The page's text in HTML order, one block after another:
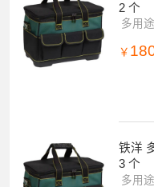
2 个
多用
￥
铁洋
3 个
多用